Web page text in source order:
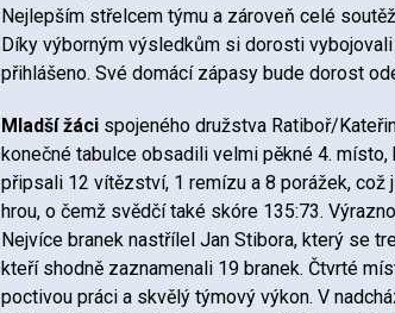
Nejlepším střelcem týmu a zároveň celé
Díky výborným výsledkům si dorosti
přihlášeno. Své domácí zápasy bude dorost
Mladší žáci spojeného družstva Ratiboř/
konečné tabulce obsadili velmi pěkné 4.
připsali 12 vítězství, 1 remízu a 8 porážek,
hrou, o čemž svědčí také skóre 135:73.
Nejvíce branek nastřílel Jan Stibora, který se
kteří shodně zaznamenali 19 branek. Čtvrté
poctivou práci a skvělý týmový výkon. V